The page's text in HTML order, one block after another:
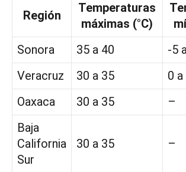
Región
Temperaturas
máximas (°C)
Sonora
35 a 40
-5
Veracruz
30 a 35
0 a
Oaxaca
30 a 35
–
Baja
California
Sur
30 a 35 –